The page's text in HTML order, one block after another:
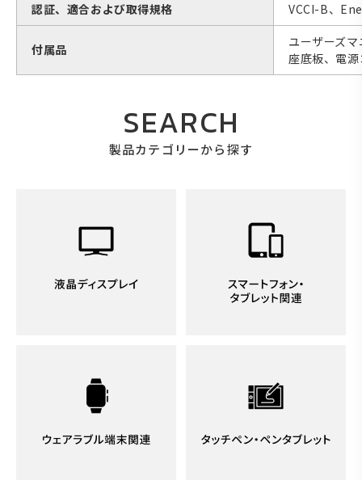
認証、適合および取得規格
VCCI-B、
付属品
ユーザーズ
座底板、電
SEARCH
製品カテゴリーから探す